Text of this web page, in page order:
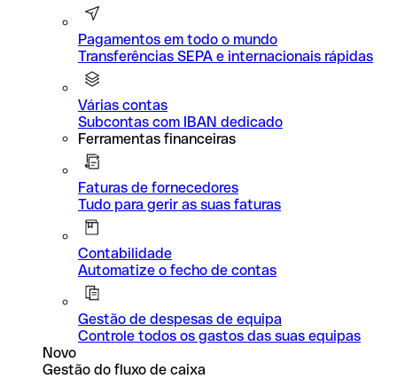
Pagamentos em todo o mundo
Transferências SEPA e internacionais rápidas
Várias contas
Subcontas com IBAN dedicado
Ferramentas financeiras
Faturas de fornecedores
Tudo para gerir as suas faturas
Contabilidade
Automatize o fecho de contas
Gestão de despesas de equipa
Controle todos os gastos das suas equipas
Novo
Gestão do fluxo de caixa